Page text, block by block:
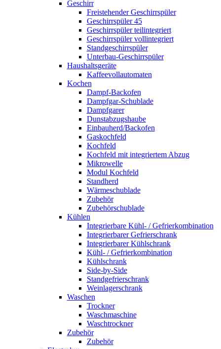
Geschirr
Freistehender Geschirrspüler
Geschirrspüler 45
Geschirrspüler teilintegriert
Geschirrspüler vollintegriert
Standgeschirrspüler
Unterbau-Geschirrspüler
Haushaltsgeräte
Kaffeevollautomaten
Kochen
Dampf-Backofen
Dampfgar-Schublade
Dampfgarer
Dunstabzugshaube
Einbauherd/Backofen
Gaskochfeld
Kochfeld
Kochfeld mit integriertem Abzug
Mikrowelle
Modul Kochfeld
Standherd
Wärmeschublade
Zubehör
Zubehörschublade
Kühlen
Integrierbare Kühl- / Gefrierkombination
Integrierbarer Gefrierschrank
Integrierbarer Kühlschrank
Kühl- / Gefrierkombination
Kühlschrank
Side-by-Side
Standgefrierschrank
Weinlagerschrank
Waschen
Trockner
Waschmaschine
Waschtrockner
Zubehör
Zubehör